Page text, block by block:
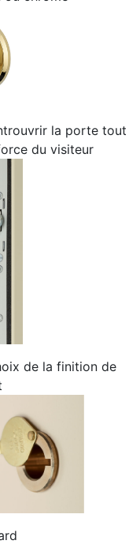
la porte tout
du visiteur
de la finition de